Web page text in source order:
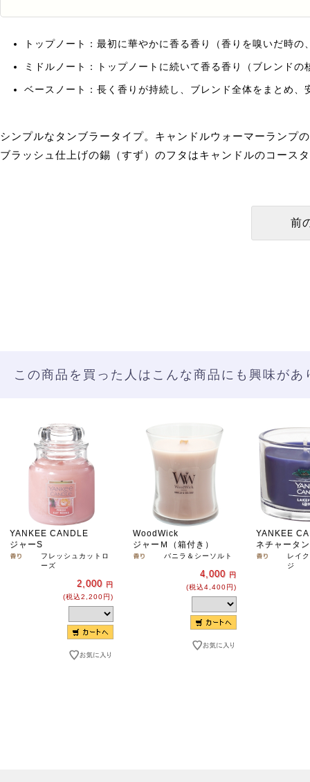
トップノート：最初に華やかに香る香り（香りを嗅いだ時
ミドルノート：トップノートに続いて香る香り（ブレンドの
ベースノート：長く香りが持続し、ブレンド全体をまとめ、
シンプルなタンブラータイプ。キャンドルウォーマーランプ
ブラッシュ仕上げの錫（すず）のフタはキャンドルのコース
この商品を買った人はこんな商品にも興味があ
YANKEE CANDLE
ジャーS
フレッシュカットロ
ーズ
2,000 円
(税込2,200円)
WoodWick
ジャーＭ（箱付き）
バニラ＆シーソルト
4,000 円
(税込4,400円)
YANKEE
ネチャータ
レイ
ジ